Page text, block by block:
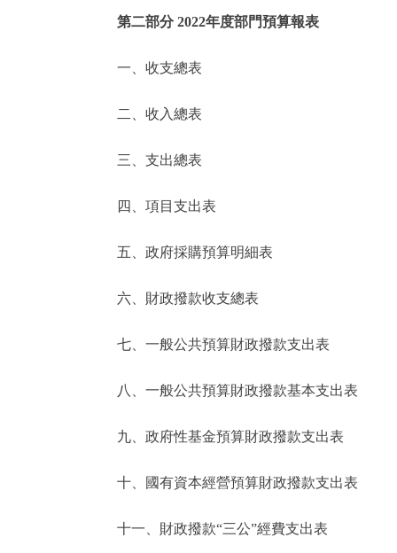
政民互動
12345網上接訴即辦
參與調查
走進北京
北京概況
綠色北京
ENGLISH
第二部分 2022年度部門預算報表
一、收支總表
二、收入總表
三、支出總表
四、項目支出表
五、政府採購預算明細表
六、財政撥款收支總表
七、一般公共預算財政撥款支出表
八、一般公共預算財政撥款基本支出表
九、政府性基金預算財政撥款支出表
十、國有資本經營預算財政撥款支出表
十一、財政撥款“三公”經費支出表